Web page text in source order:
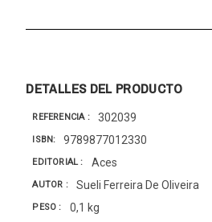
DETALLES DEL PRODUCTO
REFERENCIA 302039
ISBN 9789877012330
EDITORIAL Aces
AUTOR Sueli Ferreira De Oliveira
PESO 0,1 kg